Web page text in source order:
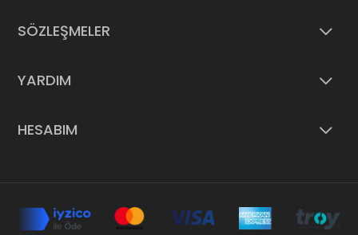
SÖZLEŞMELER
YARDIM
HESABIM